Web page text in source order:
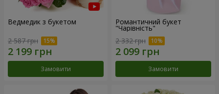
Ведмедик з букетом
2 587 грн
Замовити
Романтичний букет
"Чарівність"
2 332 грн
Замовити